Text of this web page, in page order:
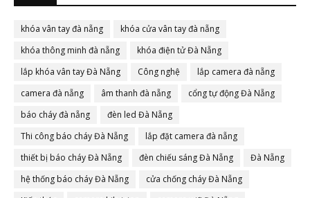
khóa vân tay đà nẵng
khóa cửa vân tay đà nẵng
khóa thông minh đà nẵng
khóa điện tử Đà Nẵng
lắp khóa vân tay Đà Nẵng
Công nghệ
lắp camera đà nẵng
camera đà nẵng
âm thanh đà nẵng
cổng tự động Đà Nẵng
báo cháy đà nẵng
đèn led Đà Nẵng
Thi công báo cháy Đà Nẵng
lắp đặt camera đà nẵng
thiết bị báo cháy Đà Nẵng
đèn chiếu sáng Đà Nẵng
Đà Nẵng
hệ thống báo cháy Đà Nẵng
cửa chống cháy Đà Nẵng